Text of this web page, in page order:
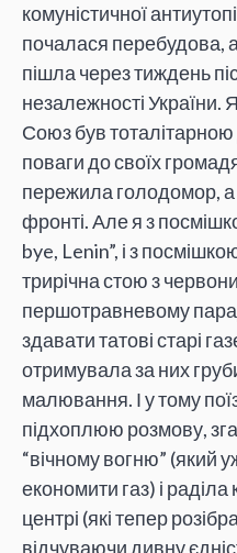
комуністичної
почалася перебудова,
пішла через тиждень
незалежності
Союз був
поваги до своїх
пережила голодомор, а
фронті. Але я з
bye, Lenin”, і з
трирічна стою з
першотравневому
здавати татові старі
отримувала за них
малювання. І у тому
підхоплюю розмову,
“вічному вогню” (який
економити газ) і
центрі (які тепер
відчуваючи дивну